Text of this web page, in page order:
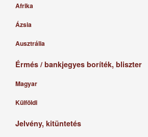
Afrika
Ázsia
Ausztrália
Érmés / bankjegyes boríték, bliszter
Magyar
Külföldi
Jelvény, kitüntetés